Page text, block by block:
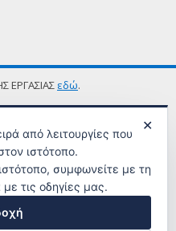
ΕΡΓΑΣΙΑΣ εδώ.
ΟΡΟΙ ΧΡΗΣΗΣ
✕
από λειτουργίες που
ιστότοπο.
συμφωνείτε με τη
τις οδηγίες μας.